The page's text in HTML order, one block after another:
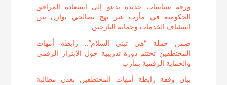
ورقة سياسات جديدة تدعو إلى استعادة المرافق
الحكومية في مأرب عبر نهج تصالحي يوازن بين
استئناف الخدمات وحماية النازحين
ضمن حملة “هي تبني السلام”.. رابطة أمهات
المختطفين تختتم دورة تدريبية حول الابتزاز الرقمي
والحماية الرقمية بمأرب
بيان وقفة رابطة أمهات المختطفين بعدن مطالبة